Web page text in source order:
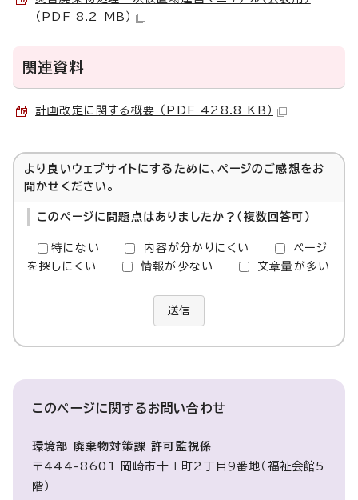
（PDF 8.2 MB）
関連資料
計画改定に関する概要 （PDF 428.8 KB）
より良いウェブサイトにするために、ページのご感想をお
聞かせください。
このページに問題点はありましたか？（複数回答可）
特にない 内容が分かりにくい
ページ
を探しにくい
情報が少ない 文章量が多い
送信
このページに関するお問い合わせ
環境部 廃棄物対策課 許可監視係
〒444-8601 岡崎市十王町2丁目9番地（福祉会館5
階）